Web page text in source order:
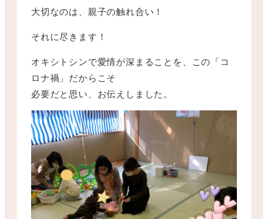
大切なのは、親子の触れ合い！
それに尽きます！
オキシトシンで愛情が深まることを、この「コ
ロナ禍」だからこそ
必要だと思い、お伝えしました。